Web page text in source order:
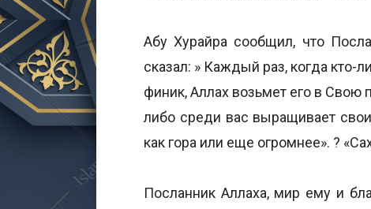
Абу Хурайра сообщил, что
сказал: » Каждый раз, когда кто-
финик, Аллах возьмет его в Свою
либо среди вас выращивает
как гора или еще огромнее». ?
Посланник Аллаха, мир ему и